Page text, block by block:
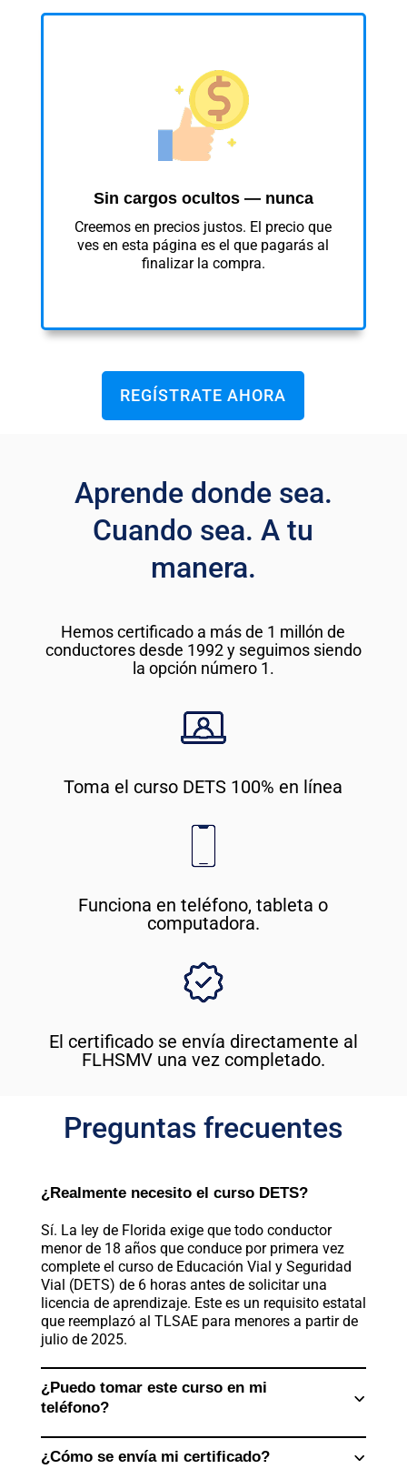
Sin cargos ocultos — nunca
Creemos en precios justos. El precio que
ves en esta página es el que pagarás al
finalizar la compra.
REGÍSTRATE AHORA
Aprende donde sea.
Cuando sea. A tu
manera.
Hemos certificado a más de 1 millón de
conductores desde 1992 y seguimos siendo
la opción número 1.
Toma el curso DETS 100% en línea
Funciona en teléfono, tableta o
computadora.
El certificado se envía directamente al
FLHSMV una vez completado.
Preguntas frecuentes
¿Realmente necesito el curso DETS?
Sí. La ley de Florida exige que todo conductor
menor de 18 años que conduce por primera vez
complete el curso de Educación Vial y Seguridad
Vial (DETS) de 6 horas antes de solicitar una
licencia de aprendizaje. Este es un requisito estatal
que reemplazó al TLSAE para menores a partir de
julio de 2025.
¿Puedo tomar este curso en mi
teléfono?
¿Cómo se envía mi certificado?